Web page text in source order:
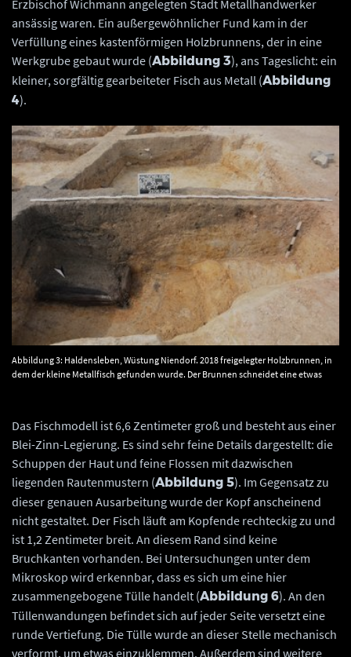
Erzbischof Wichmann angelegten Stadt Metallhandwerker
ansässig waren. Ein außergewöhnlicher Fund kam in der
Verfüllung eines kastenförmigen Holzbrunnens, der in eine
Werkgrube gebaut wurde (Abbildung 3), ans Tageslicht: ein
kleiner, sorgfältig gearbeiteter Fisch aus Metall (Abbildung
4).
Abbildung 3: Haldensleben, Wüstung Niendorf. 2018 freigelegter Holzbrunnen, in
dem der kleine Metallfisch gefunden wurde. Der Brunnen schneidet eine etwas
Das Fischmodell ist 6,6 Zentimeter groß und besteht aus einer
Blei-Zinn-Legierung. Es sind sehr feine Details dargestellt: die
Schuppen der Haut und feine Flossen mit dazwischen
liegenden Rautenmustern (Abbildung 5). Im Gegensatz zu
dieser genauen Ausarbeitung wurde der Kopf anscheinend
nicht gestaltet. Der Fisch läuft am Kopfende rechteckig zu und
ist 1,2 Zentimeter breit. An diesem Rand sind keine
Bruchkanten vorhanden. Bei Untersuchungen unter dem
Mikroskop wird erkennbar, dass es sich um eine hier
zusammengebogene Tülle handelt (Abbildung 6). An den
Tüllenwandungen befindet sich auf jeder Seite versetzt eine
runde Vertiefung. Die Tülle wurde an dieser Stelle mechanisch
verformt, um etwas einzuklemmen. Außerdem sind weitere